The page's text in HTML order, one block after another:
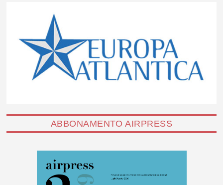
ABBONAMENTO AIRPRESS